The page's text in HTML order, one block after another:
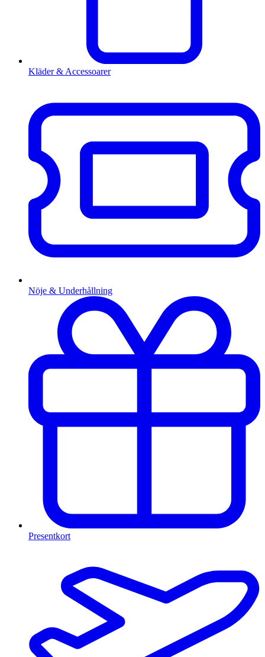
Kläder & Accessoarer
Nöje & Underhållning
Presentkort